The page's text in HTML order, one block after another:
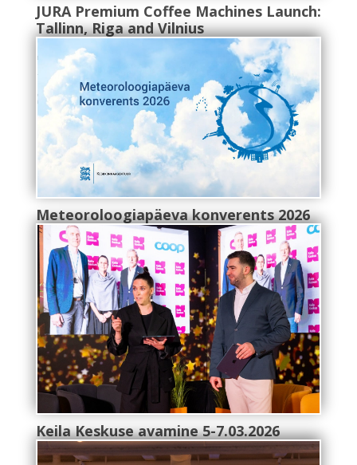
JURA Premium Coffee Machines Launch:
Tallinn, Riga and Vilnius
Meteoroloogiapäeva konverents 2026
Keila Keskuse avamine 5-7.03.2026